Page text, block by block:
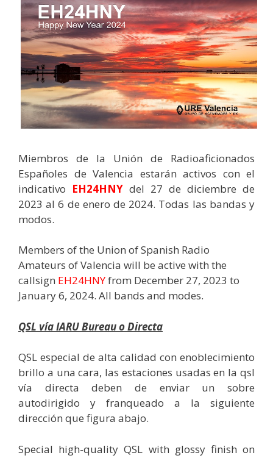
Miembros de la Unión de Radioaficionados
Españoles de Valencia estarán activos con el
indicativo EH24HNY del 27 de diciembre de
2023 al 6 de enero de 2024. Todas las bandas y
modos.
Members of the Union of Spanish Radio
Amateurs of Valencia will be active with the
callsign EH24HNYfrom December 27, 2023 to
January 6, 2024. All bands and modes.
QSL vía IARU Bureau o Directa
QSL especial de alta calidad con enoblecimiento
brillo a una cara, las estaciones usadas en la qsl
vía directa deben de enviar un sobre
autodirigido y franqueado a la siguiente
dirección que figura abajo.
Special high-quality QSL with glossy finish on